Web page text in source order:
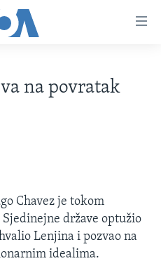
na povratak
Chavez je tokom
države optužio
Lenjina i pozvao na
idealima.